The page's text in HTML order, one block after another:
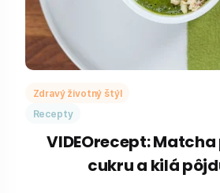
Zdravý životný štýl
Recepty
VIDEOrecept:
cukru a kilá